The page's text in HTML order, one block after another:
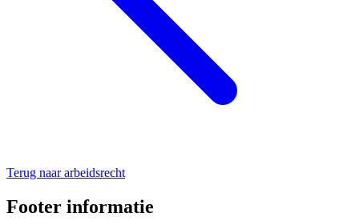
Terug naar arbeidsrecht
Footer informatie